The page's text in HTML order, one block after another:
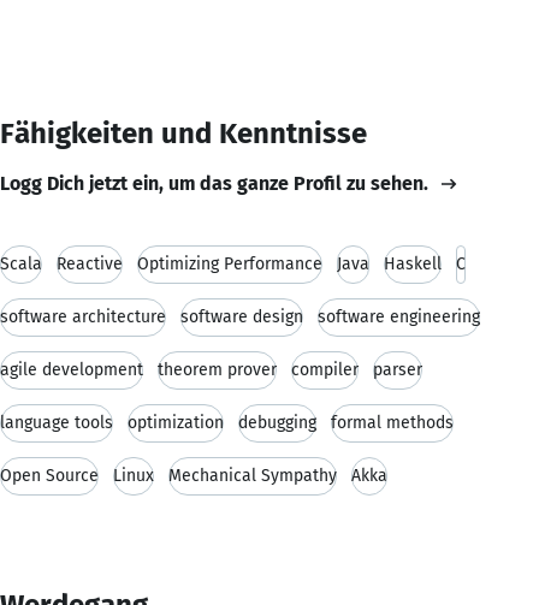
Fähigkeiten und Kenntnisse
Logg Dich jetzt ein, um das ganze Profil zu sehen.
Scala Reactive Optimizing Performance Java Haskell C
software architecture software design software engineering
agile development theorem prover compiler parser
language tools optimization debugging formal methods
Open Source Linux Mechanical Sympathy Akka